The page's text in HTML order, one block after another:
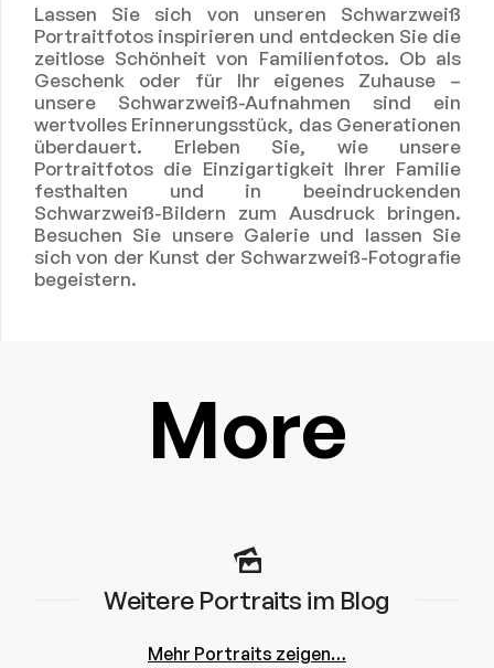
Lassen Sie sich von unseren Schwarzweiß
Portraitfotos inspirieren und entdecken Sie die
zeitlose Schönheit von Familienfotos. Ob als
Geschenk oder für Ihr eigenes Zuhause –
unsere Schwarzweiß-Aufnahmen sind ein
wertvolles Erinnerungsstück, das Generationen
überdauert. Erleben Sie, wie unsere
Portraitfotos die Einzigartigkeit Ihrer Familie
festhalten und in beeindruckenden
Schwarzweiß-Bildern zum Ausdruck bringen.
Besuchen Sie unsere Galerie und lassen Sie
sich von der Kunst der Schwarzweiß-Fotografie
begeistern.
More
Weitere Portraits im Blog
Mehr Portraits zeigen…